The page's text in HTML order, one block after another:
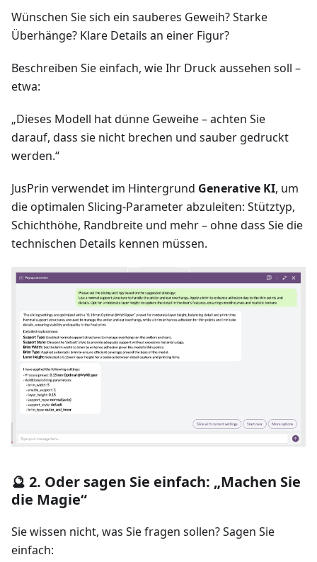
Wünschen Sie sich ein sauberes Geweih? Starke
Überhänge? Klare Details an einer Figur?
Beschreiben Sie einfach, wie Ihr Druck aussehen soll –
etwa:
„Dieses Modell hat dünne Geweihe – achten Sie
darauf, dass sie nicht brechen und sauber gedruckt
werden.“
JusPrin verwendet im Hintergrund Generative KI, um
die optimalen Slicing-Parameter abzuleiten: Stütztyp,
Schichthöhe, Randbreite und mehr – ohne dass Sie die
technischen Details kennen müssen.
🔮 2. Oder sagen Sie einfach: „Machen Sie
die Magie“
Sie wissen nicht, was Sie fragen sollen? Sagen Sie
einfach: